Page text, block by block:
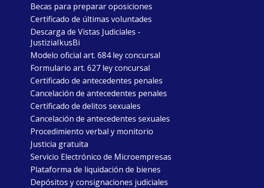
Becas para preparar oposiciones
Certificado de últimas voluntades
Descarga de Vistas Judiciales -
JustiziaIkusBi
Modelo oficial art. 684 ley concursal
Formulario art. 627 ley concursal
Certificado de antecedentes penales
Cancelación de antecedentes penales
Certificado de delitos sexuales
Cancelación de antecedentes sexuales
Procedimiento verbal y monitorio
Justicia gratuita
Servicio Electrónico de Microempresas
Plataforma de liquidación de bienes
Depósitos y consignaciones judiciales